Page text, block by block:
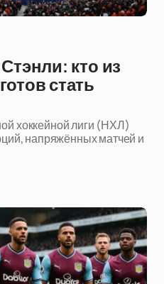
кто из
стать
хоккейной лиги (НХЛ)
напряжённых матчей и